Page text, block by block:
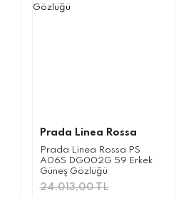
Prada Linea Rossa
Prada Linea Rossa PS
A06S DG002G 59 Erkek
Güneş Gözlüğü
24.013,00 TL